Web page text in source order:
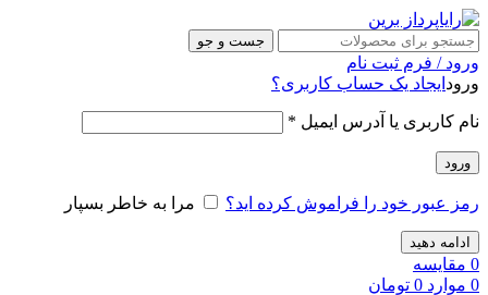
جست و جو
ورود / فرم ثبت نام
ورود ایجاد یک حساب کاربری؟
نام کاربری یا آدرس ایمیل *
ورود
رمز عبور خود را فراموش کرده اید؟ مرا به خاطر بسپار
ادامه دهید
0 مقایسه
0 موارد 0 تومان